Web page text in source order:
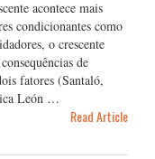
acontece mais
condicionantes como
o crescente
de
fatores (Santaló,
León …
Read Article